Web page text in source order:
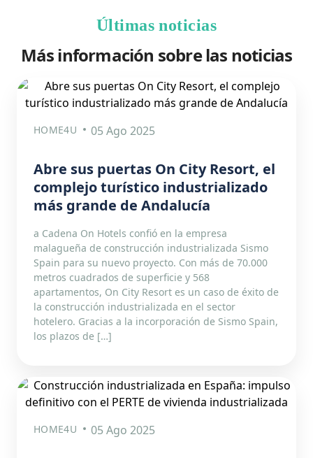
Últimas noticias
Más información sobre las noticias
HOME4U 05 Ago 2025
Abre sus puertas On City Resort, el
complejo turístico industrializado
más grande de Andalucía
a Cadena On Hotels confió en la empresa
malagueña de construcción industrializada Sismo
Spain para su nuevo proyecto. Con más de 70.000
metros cuadrados de superficie y 568
apartamentos, On City Resort es un caso de éxito de
la construcción industrializada en el sector
hotelero. Gracias a la incorporación de Sismo Spain,
los plazos de […]
HOME4U 05 Ago 2025